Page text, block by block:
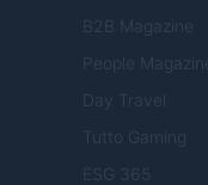
B2B Magazine
People Magazine
Day Travel
Tutto Gaming
ESG 365